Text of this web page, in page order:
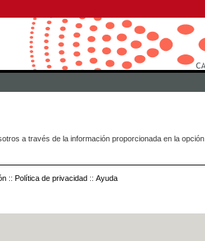
a través de la información proporcionada en la opción
:: Política de privacidad :: Ayuda